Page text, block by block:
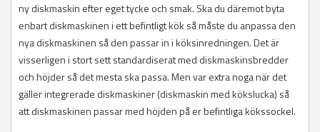
ny diskmaskin efter eget tycke och smak. Ska du däremot byta
enbart diskmaskinen i ett befintligt kök så måste du anpassa den
nya diskmaskinen så den passar in i köksinredningen. Det är
visserligen i stort sett standardiserat med diskmaskinsbredder
och höjder så det mesta ska passa. Men var extra noga när det
gäller integrerade diskmaskiner (diskmaskin med kökslucka) så
att diskmaskinen passar med höjden på er befintliga kökssockel.